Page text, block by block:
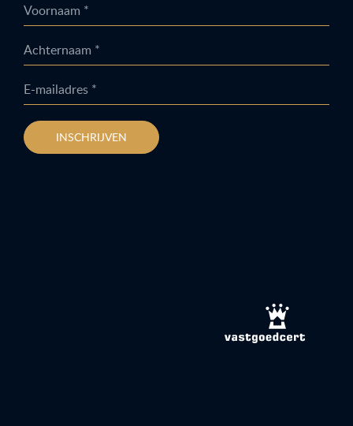
Voornaam *
Achternaam *
E-mailadres *
INSCHRIJVEN